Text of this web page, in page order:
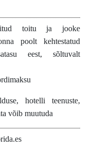
toitu ja jooke
poolt kehtestatud
eest, sõltuvalt
hotelli teenuste,
võib muutuda